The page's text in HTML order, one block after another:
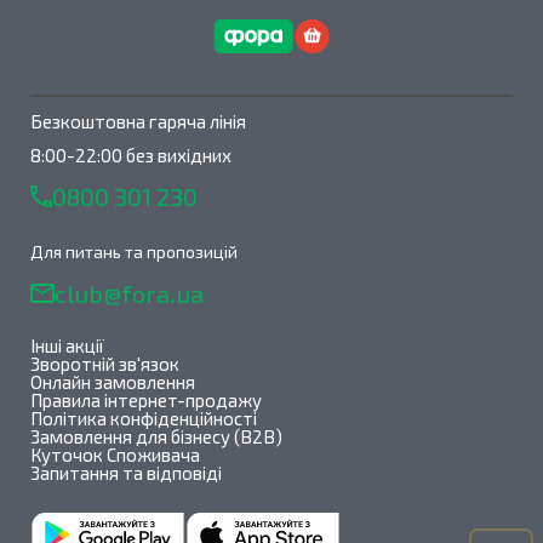
Безкоштовна гаряча лінія
8:00-22:00 без вихідних
0800 301 230
Для питань та пропозицій
club@fora.ua
Інші акції
Зворотній зв'язок
Онлайн замовлення
Правила інтернет-продажу
Політика конфіденційності
Замовлення для бізнесу (B2B)
Куточок Споживача
Запитання та відповіді